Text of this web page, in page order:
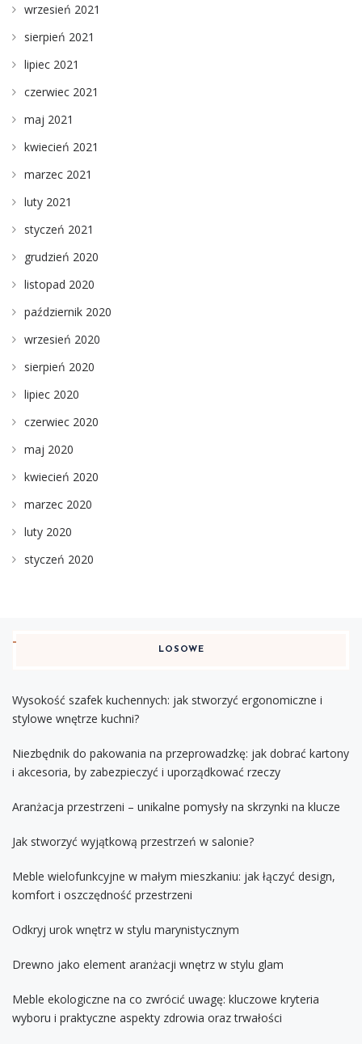
wrzesień 2021
sierpień 2021
lipiec 2021
czerwiec 2021
maj 2021
kwiecień 2021
marzec 2021
luty 2021
styczeń 2021
grudzień 2020
listopad 2020
październik 2020
wrzesień 2020
sierpień 2020
lipiec 2020
czerwiec 2020
maj 2020
kwiecień 2020
marzec 2020
luty 2020
styczeń 2020
LOSOWE
Wysokość szafek kuchennych: jak stworzyć ergonomiczne i
stylowe wnętrze kuchni?
Niezbędnik do pakowania na przeprowadzkę: jak dobrać kartony
i akcesoria, by zabezpieczyć i uporządkować rzeczy
Aranżacja przestrzeni – unikalne pomysły na skrzynki na klucze
Jak stworzyć wyjątkową przestrzeń w salonie?
Meble wielofunkcyjne w małym mieszkaniu: jak łączyć design,
komfort i oszczędność przestrzeni
Odkryj urok wnętrz w stylu marynistycznym
Drewno jako element aranżacji wnętrz w stylu glam
Meble ekologiczne na co zwrócić uwagę: kluczowe kryteria
wyboru i praktyczne aspekty zdrowia oraz trwałości